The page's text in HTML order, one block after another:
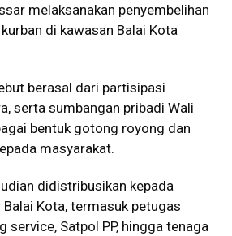
melaksanakan penyembelihan
di kawasan Balai Kota
berasal dari partisipasi
serta sumbangan pribadi Wali
bentuk gotong royong dan
masyarakat.
didistribusikan kepada
Kota, termasuk petugas
service, Satpol PP, hingga tenaga